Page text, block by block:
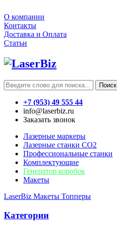
О компании
Контакты
Доставка и Оплата
Статьи
Поиск
+7 (953) 49 555 44
info@laserbiz.ru
Заказать звонок
Лазерные маркеры
Лазерные станки CO2
Профессиональные станки
Комплектующие
Генератор коробок
Макеты
LaserBiz Макеты Топперы
Категории